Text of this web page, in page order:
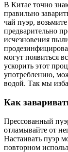
В Китае точно
правильно
чай пуэр,
предварительно
исчезновения
могут появиться
ускорить этот
употреблению,
водой. Так мы
Как
Прессованный
отламывайте от
Настаивать пуэр
повторном